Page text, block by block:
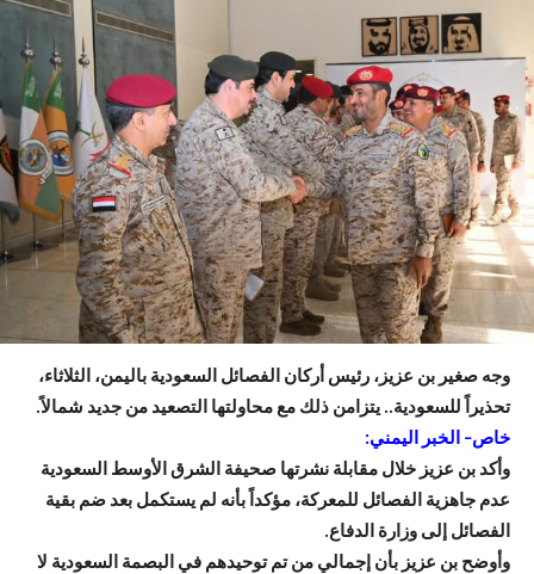
وجه صغير بن عزيز، رئيس أركان الفصائل السعودية باليمن، الثلاثاء،
تحذيراً للسعودية.. يتزامن ذلك مع محاولتها التصعيد من جديد شمالاً.
خاص– الخبر اليمني:
وأكد بن عزيز خلال مقابلة نشرتها صحيفة الشرق الأوسط السعودية
عدم جاهزية الفصائل للمعركة، مؤكداً بأنه لم يستكمل بعد ضم بقية
الفصائل إلى وزارة الدفاع.
وأوضح بن عزيز بأن إجمالي من تم توحيدهم في البصمة السعودية لا